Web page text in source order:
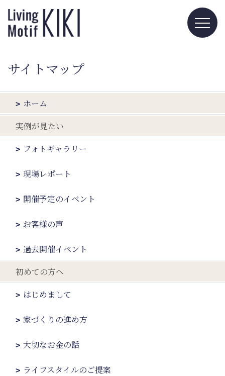
サイトマップ
ホーム
実例が見たい
フォトギャラリー
現場レポート
開催予定のイベント
お客様の声
過去開催イベント
初めての方へ
はじめまして
家づくりの進め方
大切なお金の話
ライフスタイルのご提案